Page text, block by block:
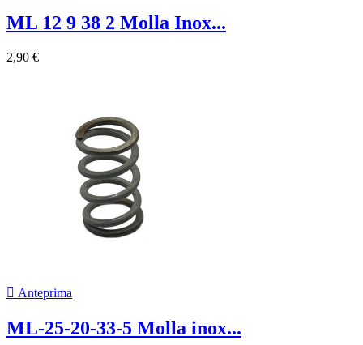
ML 12 9 38 2 Molla Inox...
2,90 €
 Anteprima
ML-25-20-33-5 Molla inox...